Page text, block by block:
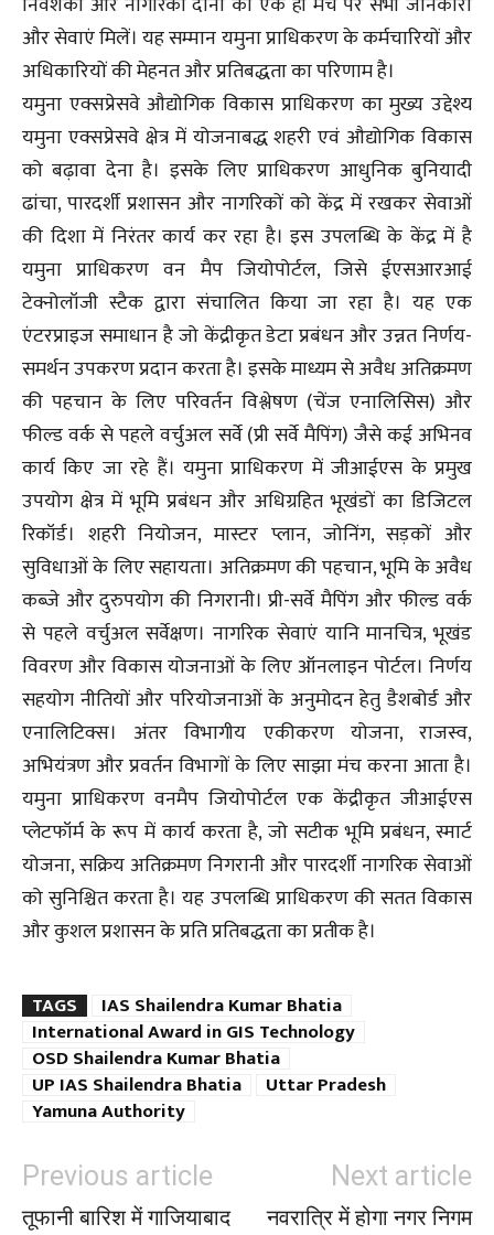
और सेवाएं मिलें। यह सम्मान यमुना प्राधिकरण के कर्मचारियों और
अधिकारियों की मेहनत और प्रतिबद्धता का परिणाम है।
यमुना एक्सप्रेसवे औद्योगिक विकास प्राधिकरण का मुख्य उद्देश्य
यमुना एक्सप्रेसवे क्षेत्र में योजनाबद्ध शहरी एवं औद्योगिक विकास
को बढ़ावा देना है। इसके लिए प्राधिकरण आधुनिक बुनियादी
ढांचा, पारदर्शी प्रशासन और नागरिकों को केंद्र में रखकर सेवाओं
की दिशा में निरंतर कार्य कर रहा है। इस उपलब्धि के केंद्र में है
यमुना प्राधिकरण वन मैप जियोपोर्टल, जिसे ईएसआरआई
टेक्नोलॉजी स्टैक द्वारा संचालित किया जा रहा है। यह एक
एंटरप्राइज समाधान है जो केंद्रीकृत डेटा प्रबंधन और उन्नत निर्णय-
समर्थन उपकरण प्रदान करता है। इसके माध्यम से अवैध अतिक्रमण
की पहचान के लिए परिवर्तन विश्लेषण (चेंज एनालिसिस) और
फील्ड वर्क से पहले वर्चुअल सर्वे (प्री सर्वे मैपिंग) जैसे कई अभिनव
कार्य किए जा रहे हैं। यमुना प्राधिकरण में जीआईएस के प्रमुख
उपयोग क्षेत्र में भूमि प्रबंधन और अधिग्रहित भूखंडों का डिजिटल
रिकॉर्ड। शहरी नियोजन, मास्टर प्लान, जोनिंग, सड़कों और
सुविधाओं के लिए सहायता। अतिक्रमण की पहचान, भूमि के अवैध
कब्जे और दुरुपयोग की निगरानी। प्री-सर्वे मैपिंग और फील्ड वर्क
से पहले वर्चुअल सर्वेक्षण। नागरिक सेवाएं यानि मानचित्र, भूखंड
विवरण और विकास योजनाओं के लिए ऑनलाइन पोर्टल। निर्णय
सहयोग नीतियों और परियोजनाओं के अनुमोदन हेतु डैशबोर्ड और
एनालिटिक्स। अंतर विभागीय एकीकरण योजना, राजस्व,
अभियंत्रण और प्रवर्तन विभागों के लिए साझा मंच करना आता है।
यमुना प्राधिकरण वनमैप जियोपोर्टल एक केंद्रीकृत जीआईएस
प्लेटफॉर्म के रूप में कार्य करता है, जो सटीक भूमि प्रबंधन, स्मार्ट
योजना, सक्रिय अतिक्रमण निगरानी और पारदर्शी नागरिक सेवाओं
को सुनिश्चित करता है। यह उपलब्धि प्राधिकरण की सतत विकास
और कुशल प्रशासन के प्रति प्रतिबद्धता का प्रतीक है।
TAGS
IAS Shailendra Kumar Bhatia
International Award in GIS Technology
OSD Shailendra Kumar Bhatia
UP IAS Shailendra Bhatia
Uttar Pradesh
Yamuna Authority
Previous article
तूफानी बारिश में गाजियाबाद
Next article
नवरात्रि में होगा नगर निगम